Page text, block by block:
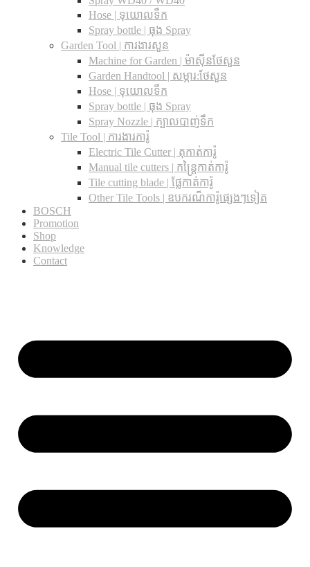
Hose | ទុយោលទឹក
Spray bottle | ធុង Spray
Garden Tool | ការងារសួន
Machine for Garden | ម៉ាស៊ីនថែសួន
Garden Handtool | សម្ភារ:ថែសួន
Hose | ទុយោលទឹក
Spray bottle | ធុង Spray
Spray Nozzle | ក្បាលបាញ់ទឹក
Tile Tool | ការងារការ៉ូ
Electric Tile Cutter | តុកាត់ការ៉ូ
Manual tile cutters | កន្ត្រៃកាត់ការ៉ូ
Tile cutting blade | ផ្លែកាត់ការ៉ូ
Other Tile Tools | ឧបករណ៏ការ៉ូផ្សេងៗទៀត
BOSCH
Promotion
Shop
Knowledge
Contact